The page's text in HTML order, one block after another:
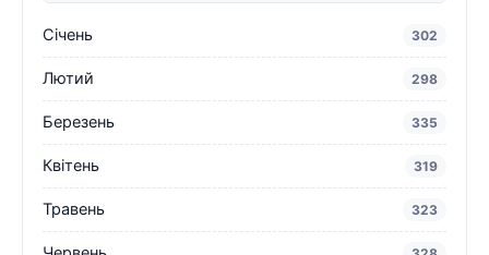
Січень 302
Лютий 298
Березень 335
Квітень 319
Травень 323